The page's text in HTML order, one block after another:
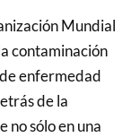
Mundial
contaminación
enfermedad
de la
no sólo en una